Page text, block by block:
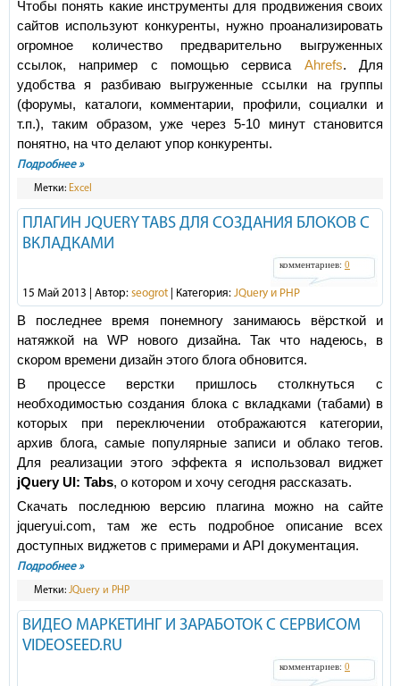
Чтобы понять какие инструменты для продвижения своих
сайтов используют конкуренты, нужно проанализировать
огромное количество предварительно выгруженных
ссылок, например с помощью сервиса Ahrefs. Для
удобства я разбиваю выгруженные ссылки на группы
(форумы, каталоги, комментарии, профили, социалки и
т.п.), таким образом, уже через 5-10 минут становится
понятно, на что делают упор конкуренты.
Подробнее »
Метки: Excel
ПЛАГИН JQUERY TABS ДЛЯ СОЗДАНИЯ БЛОКОВ С
ВКЛАДКАМИ
комментариев: 0
15 Май 2013 | Автор: seogrot | Категория: JQuery и PHP
В последнее время понемногу занимаюсь вёрсткой и
натяжкой на WP нового дизайна. Так что надеюсь, в
скором времени дизайн этого блога обновится.
В процессе верстки пришлось столкнуться с
необходимостью создания блока с вкладками (табами) в
которых при переключении отображаются категории,
архив блога, самые популярные записи и облако тегов.
Для реализации этого эффекта я использовал виджет
jQuery UI: Tabs, о котором и хочу сегодня рассказать.
Скачать последнюю версию плагина можно на сайте
jqueryui.com, там же есть подробное описание всех
доступных виджетов с примерами и API документация.
Подробнее »
Метки: JQuery и PHP
ВИДЕО МАРКЕТИНГ И ЗАРАБОТОК С СЕРВИСОМ
VIDEOSEED.RU
комментариев: 0